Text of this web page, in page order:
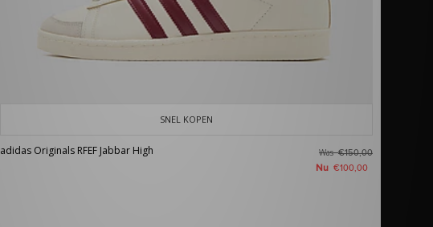
SNEL KOPEN
adidas Originals RFEF Jabbar High Was€150,00
Nu €100,00